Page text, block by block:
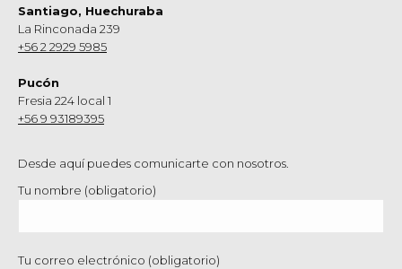
Santiago, Huechuraba
La Rinconada 239
+56 2 2929 5985
Pucón
Fresia 224 local 1
+56 9 93189395
Desde aquí puedes comunicarte con nosotros.
Tu nombre (obligatorio)
Tu correo electrónico (obligatorio)